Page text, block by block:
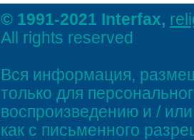
© 1991-2021 Interfax,
All rights reserved
Вся информация,
только для
воспроизведению и /
как с письменного